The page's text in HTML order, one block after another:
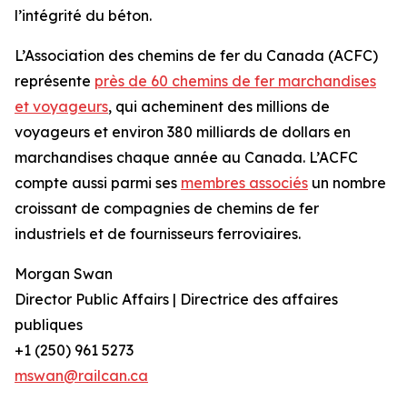
l’intégrité du béton.
L’Association des chemins de fer du Canada (ACFC)
représente près de 60 chemins de fer marchandises
et voyageurs, qui acheminent des millions de
voyageurs et environ 380 milliards de dollars en
marchandises chaque année au Canada. L’ACFC
compte aussi parmi ses membres associés un nombre
croissant de compagnies de chemins de fer
industriels et de fournisseurs ferroviaires.
Morgan Swan
Director Public Affairs | Directrice des affaires
publiques
+1 (250) 961 5273
mswan@railcan.ca